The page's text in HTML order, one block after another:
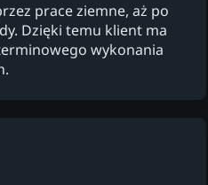
prace ziemne, aż po
Dzięki temu klient ma
wykonania